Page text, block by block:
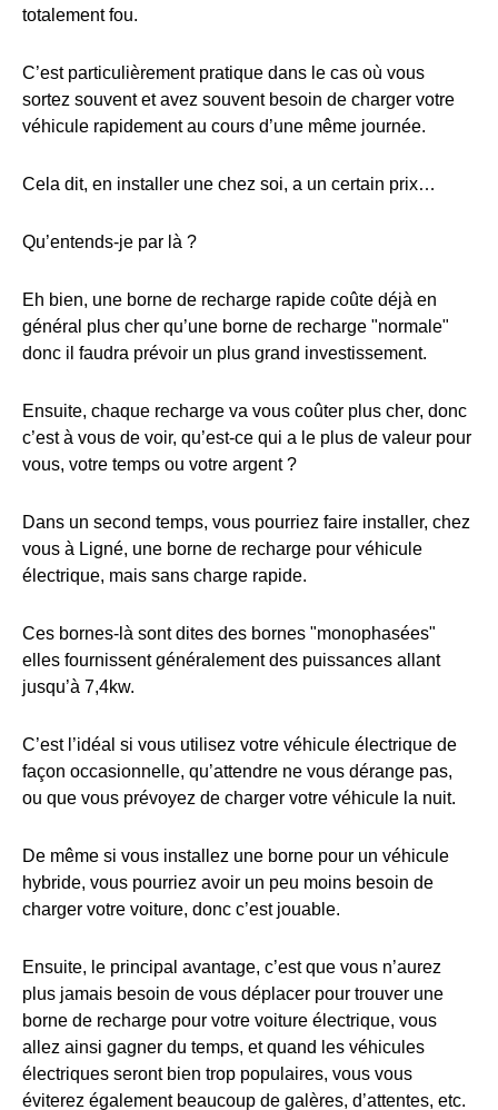
totalement fou.
C’est particulièrement pratique dans le cas où vous
sortez souvent et avez souvent besoin de charger votre
véhicule rapidement au cours d’une même journée.
Cela dit, en installer une chez soi, a un certain prix…
Qu’entends-je par là ?
Eh bien, une borne de recharge rapide coûte déjà en
général plus cher qu’une borne de recharge "normale"
donc il faudra prévoir un plus grand investissement.
Ensuite, chaque recharge va vous coûter plus cher, donc
c’est à vous de voir, qu’est-ce qui a le plus de valeur pour
vous, votre temps ou votre argent ?
Dans un second temps, vous pourriez faire installer, chez
vous à Ligné, une borne de recharge pour véhicule
électrique, mais sans charge rapide.
Ces bornes-là sont dites des bornes "monophasées"
elles fournissent généralement des puissances allant
jusqu’à 7,4kw.
C’est l’idéal si vous utilisez votre véhicule électrique de
façon occasionnelle, qu’attendre ne vous dérange pas,
ou que vous prévoyez de charger votre véhicule la nuit.
De même si vous installez une borne pour un véhicule
hybride, vous pourriez avoir un peu moins besoin de
charger votre voiture, donc c’est jouable.
Ensuite, le principal avantage, c’est que vous n’aurez
plus jamais besoin de vous déplacer pour trouver une
borne de recharge pour votre voiture électrique, vous
allez ainsi gagner du temps, et quand les véhicules
électriques seront bien trop populaires, vous vous
éviterez également beaucoup de galères, d’attentes, etc.